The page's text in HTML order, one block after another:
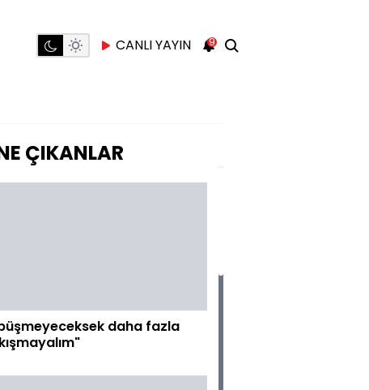
CANLI YAYIN 9
ÇIKANLAR
daha fazla